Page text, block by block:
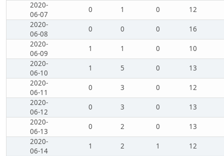
2020-
06-07
0 1 0
12
2020-
06-08
0 0 0
16
2020-
06-09
1 1 0
10
2020-
06-10
1 5 0
13
2020-
06-11
0 3 0
12
2020-
06-12
0 3 0
13
2020-
06-13
0 2 0
13
2020-
06-14
1 2 1
12